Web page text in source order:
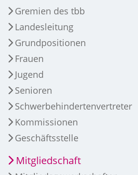
Gremien des tbb
Landesleitung
Grundpositionen
Frauen
Jugend
Senioren
Schwerbehindertenvertreter
Kommissionen
Geschäftsstelle
Mitgliedschaft